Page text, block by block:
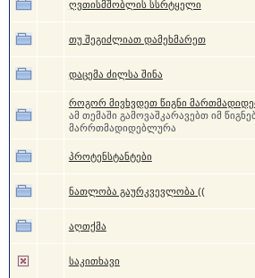
ღვთისმშობლის სსრტყელი
თუ შეგიძლიათ დამეხმარეთ
დაცემა ძილსა შინა
როგორ მივხვდეთ წიგნი
ამ თემაში გამოვაშკარავებთ იმ
მარრთმადიდებლურა
პროტენსტანტები
ნათლობა გაურკვევლობა ((
აღთქმა
საკითხავი